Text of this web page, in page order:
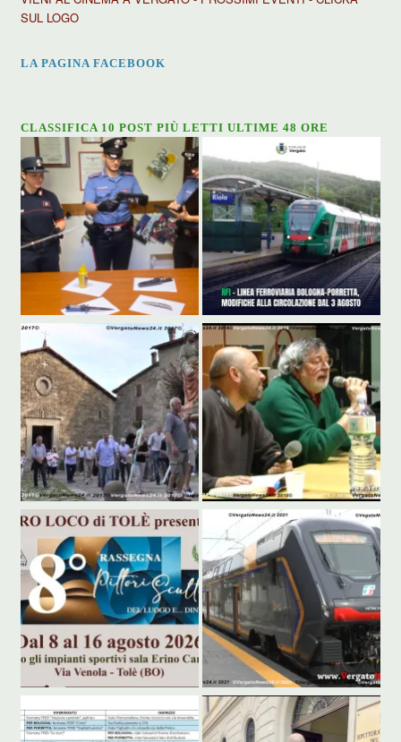
SUL LOGO
LA PAGINA FACEBOOK
CLASSIFICA 10 POST PIÙ LETTI ULTIME 48 ORE